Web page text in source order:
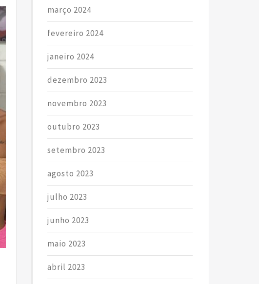
março 2024
fevereiro 2024
janeiro 2024
dezembro 2023
novembro 2023
outubro 2023
setembro 2023
agosto 2023
julho 2023
junho 2023
maio 2023
abril 2023